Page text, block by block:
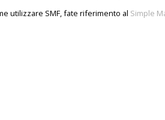
utilizzare SMF, fate riferimento al Simple